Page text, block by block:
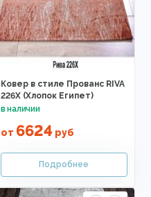
Ковер в стиле Прованс RIVA
226X (Хлопок Египет)
от 6624руб